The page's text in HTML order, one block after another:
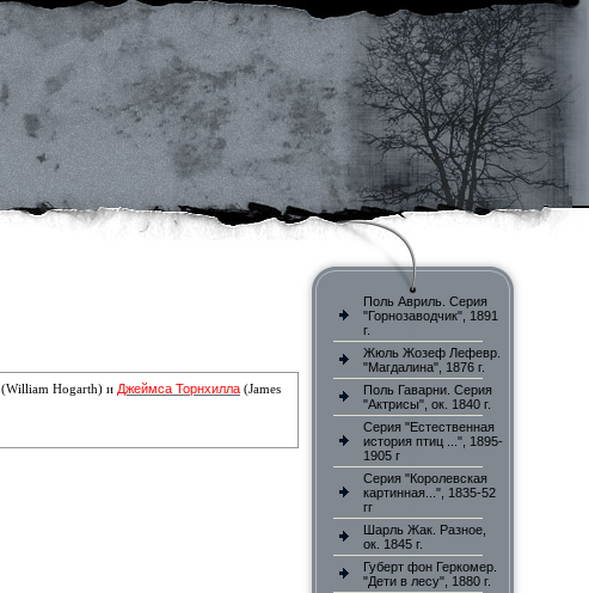
(William Hogarth) и Джеймса Торнхилла (James
Поль Авриль. Серия
"Горнозаводчик", 1891
г.
Жюль Жозеф Лефевр.
"Магдалина", 1876 г.
Поль Гаварни. Серия
"Актрисы", ок. 1840 г.
Серия "Естественная
история птиц ...", 1895-
1905 г
Серия "Королевская
картинная...", 1835-52
гг
Шарль Жак. Разное,
ок. 1845 г.
Губерт фон Геркомер.
"Дети в лесу", 1880 г.